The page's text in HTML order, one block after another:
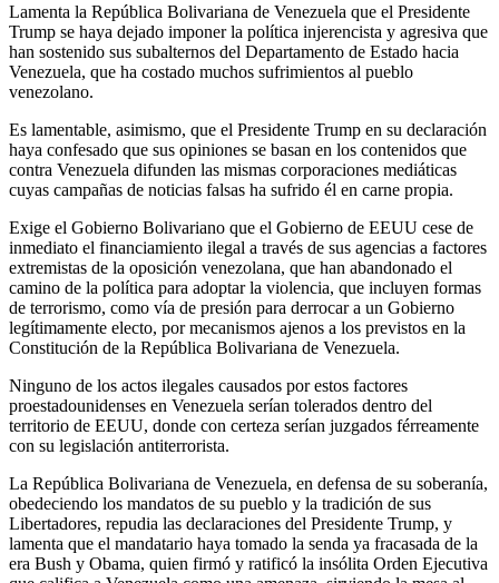
Lamenta la República Bolivariana de Venezuela que el Presidente
Trump se haya dejado imponer la política injerencista y agresiva que
han sostenido sus subalternos del Departamento de Estado hacia
Venezuela, que ha costado muchos sufrimientos al pueblo
venezolano.
Es lamentable, asimismo, que el Presidente Trump en su declaración
haya confesado que sus opiniones se basan en los contenidos que
contra Venezuela difunden las mismas corporaciones mediáticas
cuyas campañas de noticias falsas ha sufrido él en carne propia.
Exige el Gobierno Bolivariano que el Gobierno de EEUU cese de
inmediato el financiamiento ilegal a través de sus agencias a factores
extremistas de la oposición venezolana, que han abandonado el
camino de la política para adoptar la violencia, que incluyen formas
de terrorismo, como vía de presión para derrocar a un Gobierno
legítimamente electo, por mecanismos ajenos a los previstos en la
Constitución de la República Bolivariana de Venezuela.
Ninguno de los actos ilegales causados por estos factores
proestadounidenses en Venezuela serían tolerados dentro del
territorio de EEUU, donde con certeza serían juzgados férreamente
con su legislación antiterrorista.
La República Bolivariana de Venezuela, en defensa de su soberanía,
obedeciendo los mandatos de su pueblo y la tradición de sus
Libertadores, repudia las declaraciones del Presidente Trump, y
lamenta que el mandatario haya tomado la senda ya fracasada de la
era Bush y Obama, quien firmó y ratificó la insólita Orden Ejecutiva